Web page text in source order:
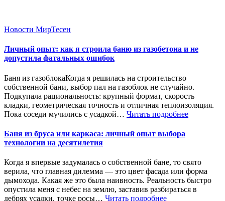
Новости МирТесен
Личный опыт: как я строила баню из газобетона и не
допустила фатальных ошибок
Баня из газоблокаКогда я решилась на строительство
собственной бани, выбор пал на газоблок не случайно.
Подкупала рациональность: крупный формат, скорость
кладки, геометрическая точность и отличная теплоизоляция.
Пока соседи мучились с усадкой… Читать подробнее
Баня из бруса или каркаса: личный опыт выбора
технологии на десятилетия
Когда я впервые задумалась о собственной бане, то свято
верила, что главная дилемма — это цвет фасада или форма
дымохода. Какая же это была наивность. Реальность быстро
опустила меня с небес на землю, заставив разбираться в
дебрях усадки, точке росы… Читать подробнее